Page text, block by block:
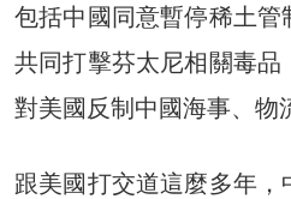
包括中國同意暫停稀土
共同打擊芬太尼相關毒
對美國反制中國海事、物
跟美國打交道這麼多年